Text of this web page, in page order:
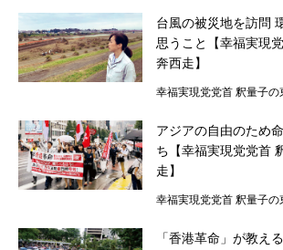
台風の被災地を訪問
思うこと【幸福実現
奔西走】
幸福実現党党首 釈量子の
アジアの自由のため
ち【幸福実現党党首
走】
幸福実現党党首 釈量子の
「香港革命」が教え
レシピ
連載
幸福実現党党首 釈量子のキッチン政経塾
幸福実現党党首 釈量子の東奔西走！
竜の口法子校長の熱烈エール「もう大丈夫！
岡野宏のビューティーレッスンーさあ、は